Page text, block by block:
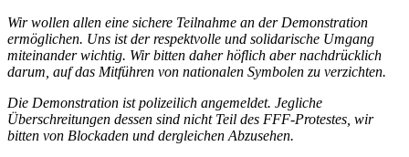
Wir wollen allen eine sichere Teilnahme an der Demonstration
ermöglichen. Uns ist der respektvolle und solidarische Umgang
miteinander wichtig. Wir bitten daher höflich aber nachdrücklich
darum, auf das Mitführen von nationalen Symbolen zu verzichten.
Die Demonstration ist polizeilich angemeldet. Jegliche
Überschreitungen dessen sind nicht Teil des FFF-Protestes, wir
bitten von Blockaden und dergleichen Abzusehen.